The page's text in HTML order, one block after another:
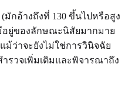
มักอ้างถึงที่ 130 ขึ้นไปหรือสูง
อยู่ของลักษณะนิสัยมากมาย
ม้ว่าจะยังไม่ใช่การวินิจฉัย
รวจเพิ่มเติมและพิจารณาถึง